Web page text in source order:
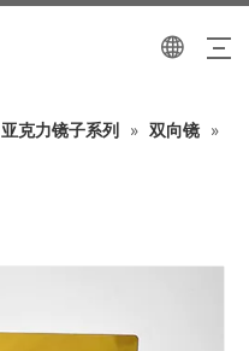
亚克力镜子系列 » 双向镜 »